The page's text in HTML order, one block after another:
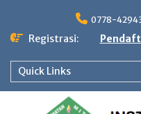
content
0778-
Registrasi:
Quick Links